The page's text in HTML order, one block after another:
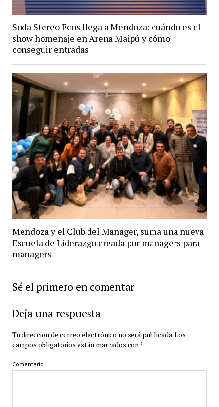
Soda Stereo Ecos llega a Mendoza: cuándo es el
show homenaje en Arena Maipú y cómo
conseguir entradas
Mendoza y el Club del Manager, suma una nueva
Escuela de Liderazgo creada por managers para
managers
Sé el primero en comentar
Deja una respuesta
Tu dirección de correo electrónico no será publicada.Los
campos obligatorios están marcados con *
Comentario